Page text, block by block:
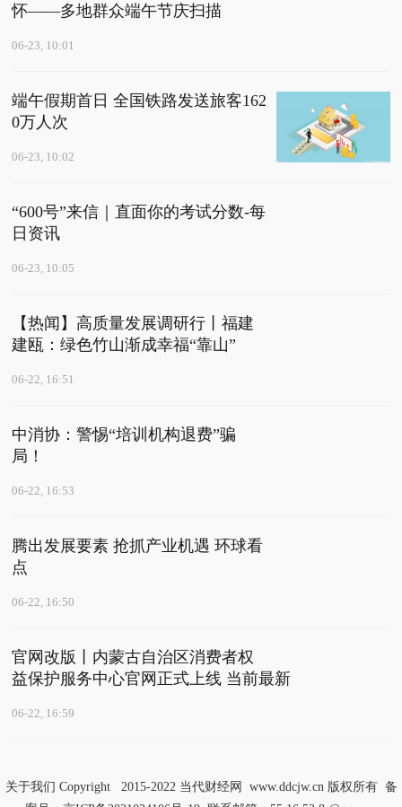
怀——多地群众端午节庆扫描
06-23, 10:01
端午假期首日 全国铁路发送旅客162
0万人次
06-23, 10:02
“600号”来信｜直面你的考试分数-每
日资讯
06-23, 10:05
【热闻】高质量发展调研行丨福建
建瓯：绿色竹山渐成幸福“靠山”
06-22, 16:51
中消协：警惕“培训机构退费”骗
局！
06-22, 16:53
腾出发展要素 抢抓产业机遇 环球看
点
06-22, 16:50
官网改版丨内蒙古自治区消费者权
益保护服务中心官网正式上线 当前最新
06-22, 16:59
关于我们 Copyright 2015-2022 当代财经网
www.ddcjw.cn 版权所有 备